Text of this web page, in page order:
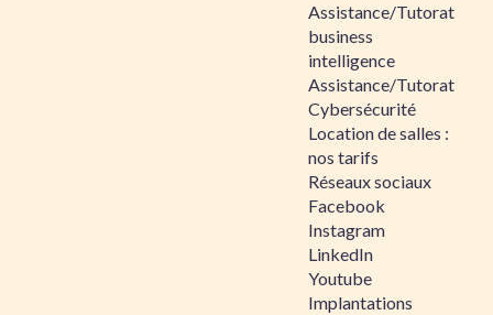
Assistance/Tutorat
business
intelligence
Assistance/Tutorat
Cybersécurité
Location de salles :
nos tarifs
Réseaux sociaux
Facebook
Instagram
LinkedIn
Youtube
Implantations